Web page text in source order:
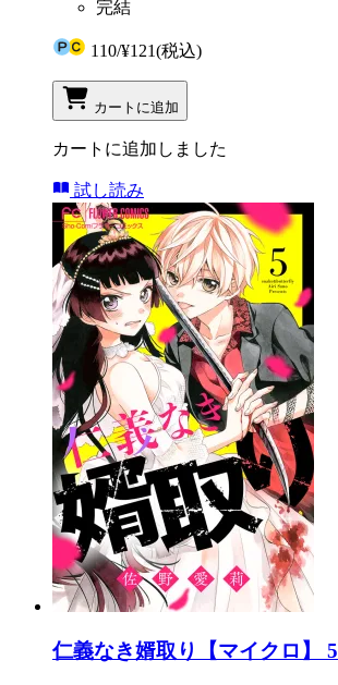
完結
110/¥121(税込)
カートに追加
カートに追加しました
試し読み
仁義なき婿取り【マイクロ】 5